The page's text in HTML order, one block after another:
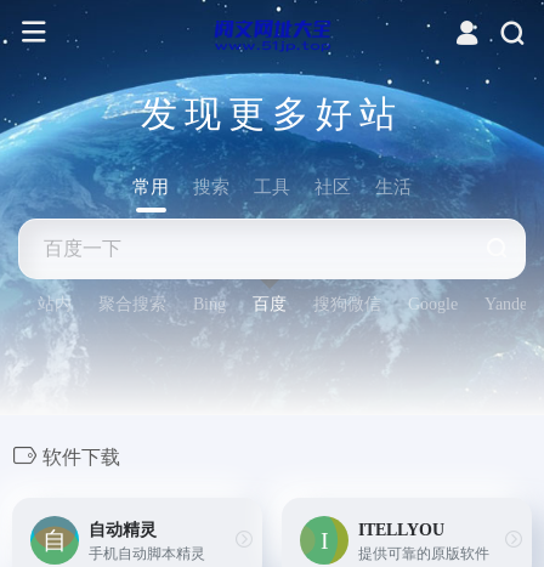
发现更多好站
常用 搜索 工具 社区 生活
站内 聚合搜索 Bing 百度 搜狗微信 Google Yandex
软件下载
自动精灵
手机自动脚本精灵
ITELLYOU
提供可靠的原版软件